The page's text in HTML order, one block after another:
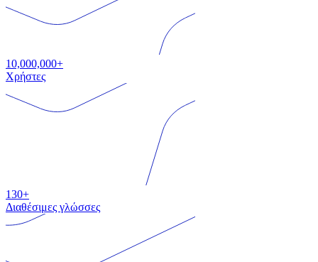
10,000,000+
Χρήστες
130+
Διαθέσιμες γλώσσες